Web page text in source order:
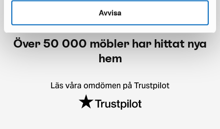
Avvisa
Över 50 000 möbler har hittat nya
hem
Läs våra omdömen på Trustpilot